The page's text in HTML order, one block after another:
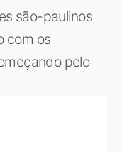
são-paulinos
com os
pelo